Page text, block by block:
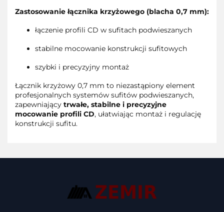
Zastosowanie łącznika krzyżowego (blacha 0,7 mm):
łączenie profili CD w sufitach podwieszanych
stabilne mocowanie konstrukcji sufitowych
szybki i precyzyjny montaż
Łącznik krzyżowy 0,7 mm to niezastąpiony element
profesjonalnych systemów sufitów podwieszanych,
zapewniający trwałe, stabilne i precyzyjne
mocowanie profili CD, ułatwiając montaż i regulację
konstrukcji sufitu.